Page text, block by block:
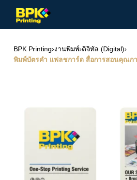
BPK Printing›งานพิมพ์›ดิจิทัล (Digital)›
พิมพ์บัตรคำ แฟลชการ์ด สื่อการสอนคุณภ